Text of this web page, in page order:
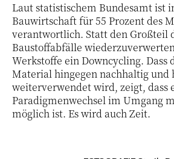
Laut statistischem Bundesamt ist
Bauwirtschaft für 55 Prozent des
verantwortlich. Statt den Großteil
Baustoffabfälle
Werkstoffe ein Downcycling. Dass
Material hingegen nachhaltig und
weiterverwendet wird, zeigt, dass
Paradigmenwechsel im Umgang
möglich ist. Es wird auch Zeit.